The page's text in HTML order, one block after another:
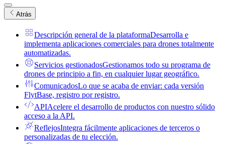
Atrás
Descripción general de la plataformaDesarrolla e
implementa aplicaciones comerciales para drones totalmente
automatizadas.
Servicios gestionadosGestionamos todo su programa de
drones de principio a fin, en cualquier lugar geográfico.
ComunicadosLo que se acaba de enviar: cada versión
FlytBase, registro por registro.
APIAcelere el desarrollo de productos con nuestro sólido
acceso a la API.
ReflejosIntegra fácilmente aplicaciones de terceros o
personalizadas de tu elección.